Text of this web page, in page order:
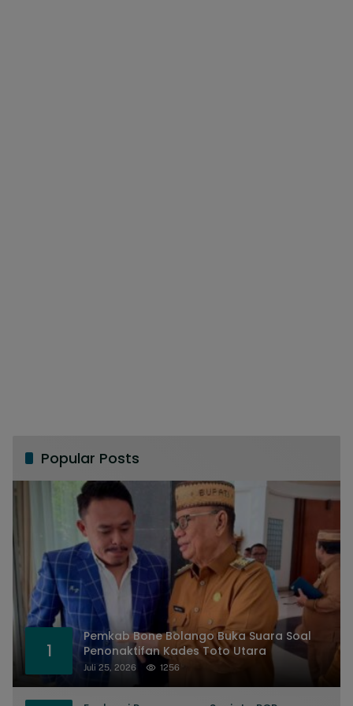
Popular Posts
1
Pemkab Bone Bolango Buka Suara Soal
Penonaktifan Kades Toto Utara
Juli 25, 2026 1256